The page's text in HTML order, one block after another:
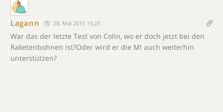
Lagann 28. Mai 2015 15:23
War das der letzte Test von Colin, wo er doch jetzt bei den
Raketenbohnen ist?Oder wird er die M! auch weiterhin
unterstützen?